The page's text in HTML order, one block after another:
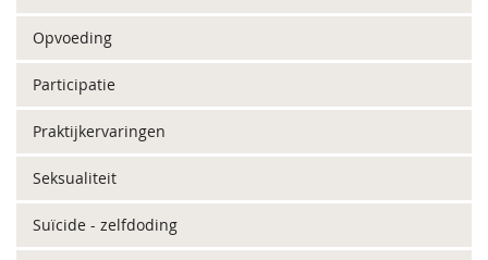
Opvoeding
Participatie
Praktijkervaringen
Seksualiteit
Suïcide - zelfdoding